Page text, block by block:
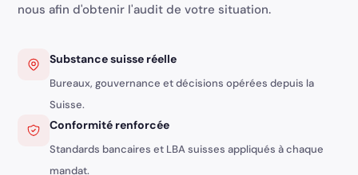
nous afin d'obtenir l'audit de votre situation.
Substance suisse réelle
Bureaux, gouvernance et décisions opérées depuis la
Suisse.
Conformité renforcée
Standards bancaires et LBA suisses appliqués à chaque
mandat.